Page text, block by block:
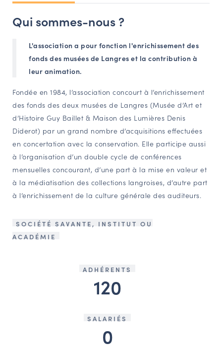
PORTAIL CULTURE
Service Inventaire et Patrimoines de la Région Grand Est
Amateurs d’histoire et de patrimoine
Responsables de structures
Étudiants & chercheurs
Qui sommes-nous ?
L'association a pour fonction l'enrichissement des
fonds des musées de Langres et la contribution à
leur animation.
Fondée en 1984, l’association concourt à l’enrichissement
des fonds des deux musées de Langres (Musée d’Art et
d’Histoire Guy Baillet & Maison des Lumières Denis
Diderot) par un grand nombre d’acquisitions effectuées
en concertation avec la conservation. Elle participe aussi
à l’organisation d’un double cycle de conférences
mensuelles concourant, d’une part à la mise en valeur et
à la médiatisation des collections langroises, d’autre part
à l’enrichissement de la culture générale des auditeurs.
SOCIÉTÉ SAVANTE, INSTITUT OU
ACADÉMIE
ADHÉRENTS
120
SALARIÉS
0